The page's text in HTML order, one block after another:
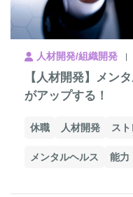
人材開発/組織開発
【人材開発】メン
がアップする！
休職 人材開発 ス
メンタルヘルス 能力